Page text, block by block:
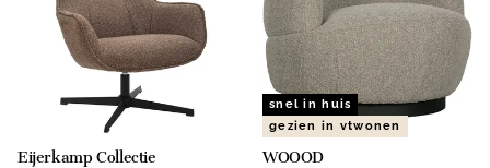
Eijerkamp Collectie
snel in huis
gezien in vtwonen
WOOOD